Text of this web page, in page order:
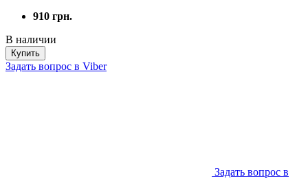
910 грн.
В наличии
Купить
Задать вопрос в Viber
Задать вопрос в